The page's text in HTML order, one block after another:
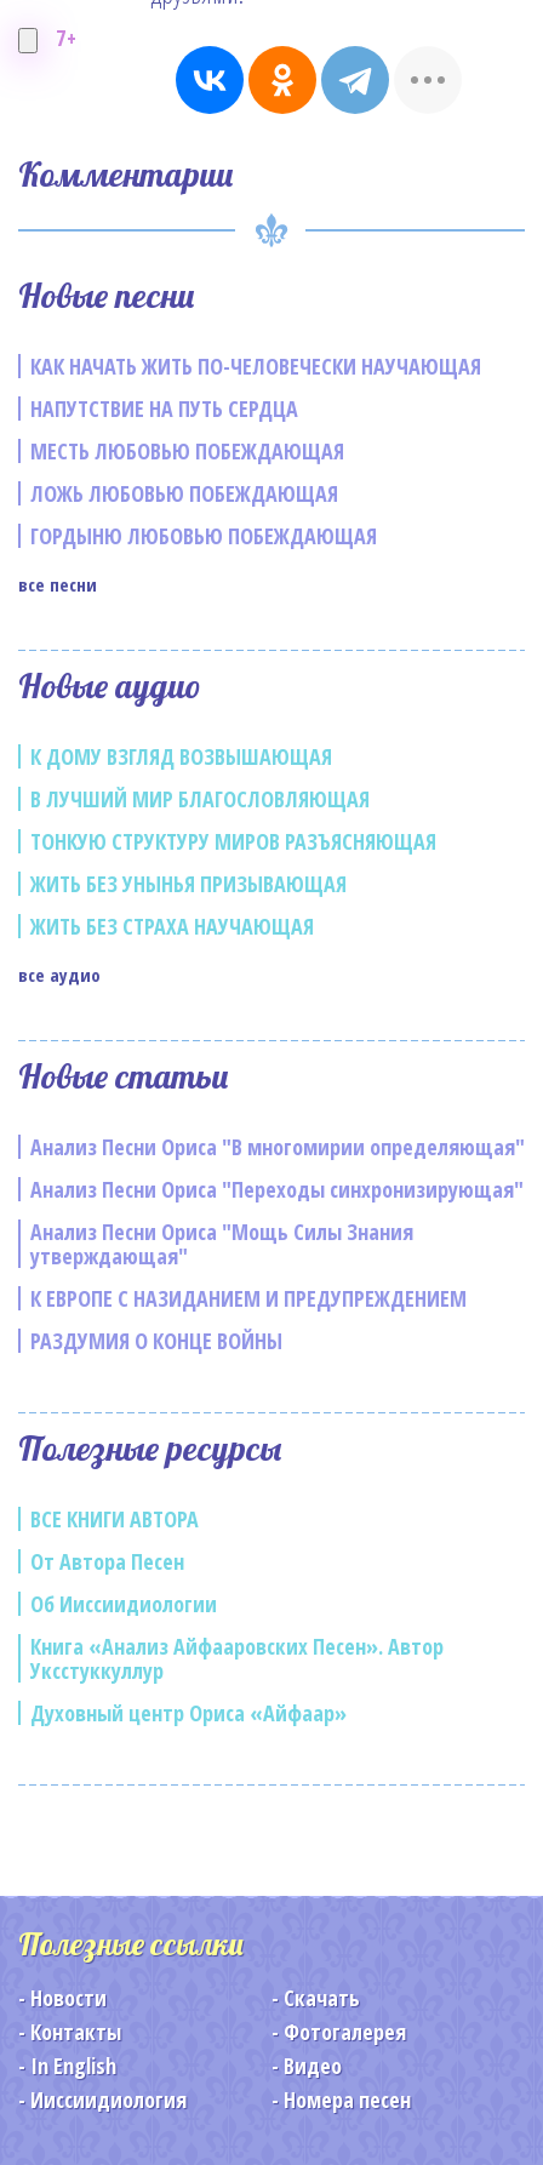
7+
Комментарии
Новые песни
КАК НАЧАТЬ ЖИТЬ ПО-ЧЕЛОВЕЧЕСКИ НАУЧАЮЩАЯ
НАПУТСТВИЕ НА ПУТЬ СЕРДЦА
МЕСТЬ ЛЮБОВЬЮ ПОБЕЖДАЮЩАЯ
ЛОЖЬ ЛЮБОВЬЮ ПОБЕЖДАЮЩАЯ
ГОРДЫНЮ ЛЮБОВЬЮ ПОБЕЖДАЮЩАЯ
все песни
Новые аудио
К ДОМУ ВЗГЛЯД ВОЗВЫШАЮЩАЯ
В ЛУЧШИЙ МИР БЛАГОСЛОВЛЯЮЩАЯ
ТОНКУЮ СТРУКТУРУ МИРОВ РАЗЪЯСНЯЮЩАЯ
ЖИТЬ БЕЗ УНЫНЬЯ ПРИЗЫВАЮЩАЯ
ЖИТЬ БЕЗ СТРАХА НАУЧАЮЩАЯ
все аудио
Новые статьи
Анализ Песни Ориса "В многомирии определяющая"
Анализ Песни Ориса "Переходы синхронизирующая"
Анализ Песни Ориса "Мощь Силы Знания
утверждающая"
К ЕВРОПЕ С НАЗИДАНИЕМ И ПРЕДУПРЕЖДЕНИЕМ
РАЗДУМИЯ О КОНЦЕ ВОЙНЫ
Полезные ресурсы
ВСЕ КНИГИ АВТОРА
От Автора Песен
Об Ииссиидиологии
Книга «Анализ Айфааровских Песен». Автор
Уксстуккуллур
Духовный центр Ориса «Айфаар»
Полезные ссылки
Новости
Скачать
Контакты
Фотогалерея
In English
Видео
Ииссиидиология
Номера песен